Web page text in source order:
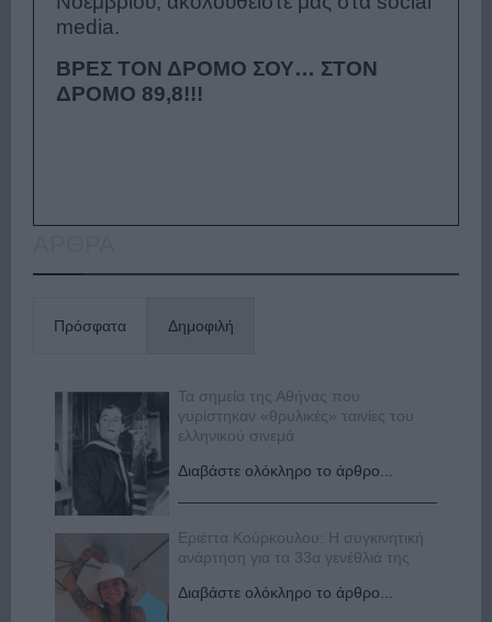
media.
ΒΡΕΣ ΤΟΝ ΔΡΟΜΟ ΣΟΥ… ΣΤΟΝ
ΔΡΟΜΟ 89,8!!!
Πρόσφατα Δημοφιλή
Τα σημεία της Αθήνας που
γυρίστηκαν «θρυλικές» ταινίες του
ελληνικού σινεμά
Διαβάστε ολόκληρο το άρθρο...
Εριέττα Κούρκουλου: Η συγκινητική
ανάρτηση για τα 33α γενέθλιά της
Διαβάστε ολόκληρο το άρθρο...